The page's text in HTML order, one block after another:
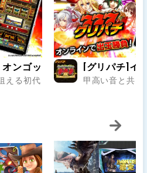
ンゴッド
える初代ミリオンゴッドがグリパ
[グリパチ]イ
甲高い音と共